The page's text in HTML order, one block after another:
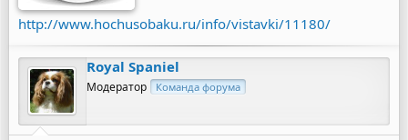
http://www.hochusobaku.ru/info/vistavki/11180/
Royal Spaniel
Модератор Команда форума